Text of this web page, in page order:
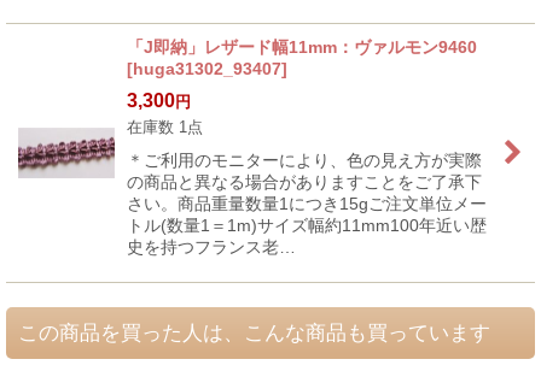
「J即納」レザード幅11mm：ヴァルモン9460
[huga31302_93407]
3,300円
在庫数 1点
＊ご利用のモニターにより、色の見え方が実際
の商品と異なる場合がありますことをご了承下
さい。商品重量数量1につき15gご注文単位メー
トル(数量1＝1m)サイズ幅約11mm100年近い歴
史を持つフランス老…
この商品を買った人は、こんな商品も買っています